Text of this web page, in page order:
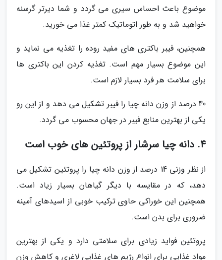
موضوع باعث احساس سیری می گردد و شما دیرتر گرسنه
خواهید شد و به طور اتوماتیک کمتر غذا می خورید.
همچنین، فیبر باکتری های مفید روده را تغذیه می نماید و
این موضوع بسیار مهم است. تغذیه کردن این باکتری ها
برای سلامت هر فرد بسیار لازم است.
40 درصد از وزن دانه چیا را فیبر تشکیل می دهد و از این رو
یکی از بهترین منابع فیبر در جهان محسوب می گردد.
4. دانه چیا سرشار از پروتئین های خوب است
از نظر وزنی 14 درصد از وزن دانه چیا را پروتئین تشکیل می
دهد، که در مقایسه با دیگر گیاهان بسیار زیاد است.
همچنین این خوراکی حاوی ترکیب خوبی از اسیدهای آمینه
ضروری برای بدن است.
پروتئین فواید زیادی برای سلامتی دارد و یکی از بهترین
مواد غذایی برای انواع رژیم های غذایی لاغری و کاهش وزن